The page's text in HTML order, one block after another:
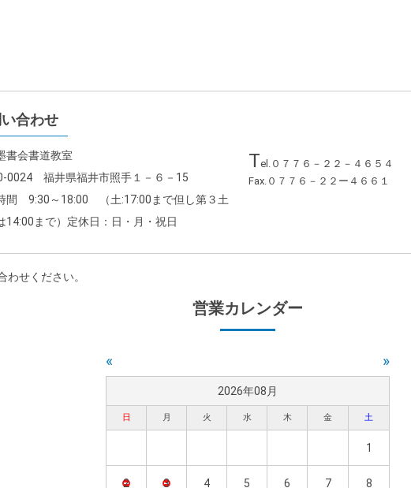
合わせ
書会書道教室
0024 福井県福井市照手１－６－15
間 9:30～18:00 （土:17:00まで但し第３土
14:00まで）定休日：日・月・祝日
Tel.０７７６－２２－４６５４
Fax.０７７６－２２ー４６６１
せください。
営業カレンダー
« »
2026年08月
日 月 火 水 木 金 土
1
2 3 4 5 6 7 8